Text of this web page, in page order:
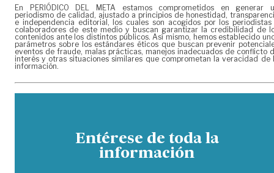
En PERIÓDICO DEL META estamos comprometidos en generar
periodismo de calidad, ajustado a principios de honestidad,
e independencia editorial, los cuales son acogidos por los periodistas
colaboradores de este medio y buscan garantizar la credibilidad de
contenidos ante los distintos públicos. Así mismo, hemos establecido
parámetros sobre los estándares éticos que buscan prevenir
eventos de fraude, malas prácticas, manejos inadecuados de conflicto
interés y otras situaciones similares que comprometan la veracidad de
información.
Entérese de toda la
información